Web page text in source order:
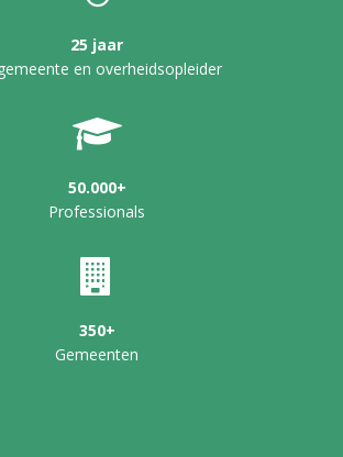
25 jaar
en overheidsopleider
50.000+
Professionals
350+
Gemeenten